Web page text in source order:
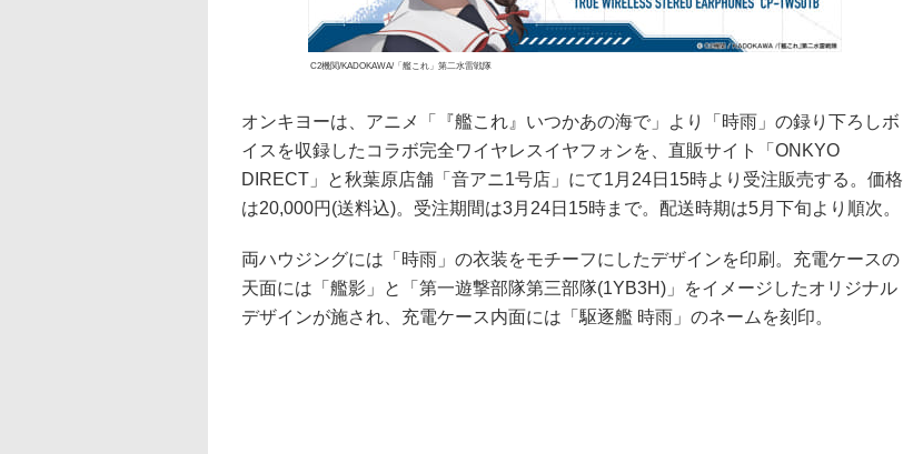
C2機関/KADOKAWA/「艦これ」第二水雷戦隊
オンキヨーは、アニメ「『艦これ』いつかあの海で」より「時雨」の録り下ろしボ
イスを収録したコラボ完全ワイヤレスイヤフォンを、直販サイト「ONKYO
DIRECT」と秋葉原店舗「音アニ1号店」にて1月24日15時より受注販売する。価格
は20,000円(送料込)。受注期間は3月24日15時まで。配送時期は5月下旬より順次。
両ハウジングには「時雨」の衣装をモチーフにしたデザインを印刷。充電ケースの
天面には「艦影」と「第一遊撃部隊第三部隊(1YB3H)」をイメージしたオリジナル
デザインが施され、充電ケース内面には「駆逐艦 時雨」のネームを刻印。